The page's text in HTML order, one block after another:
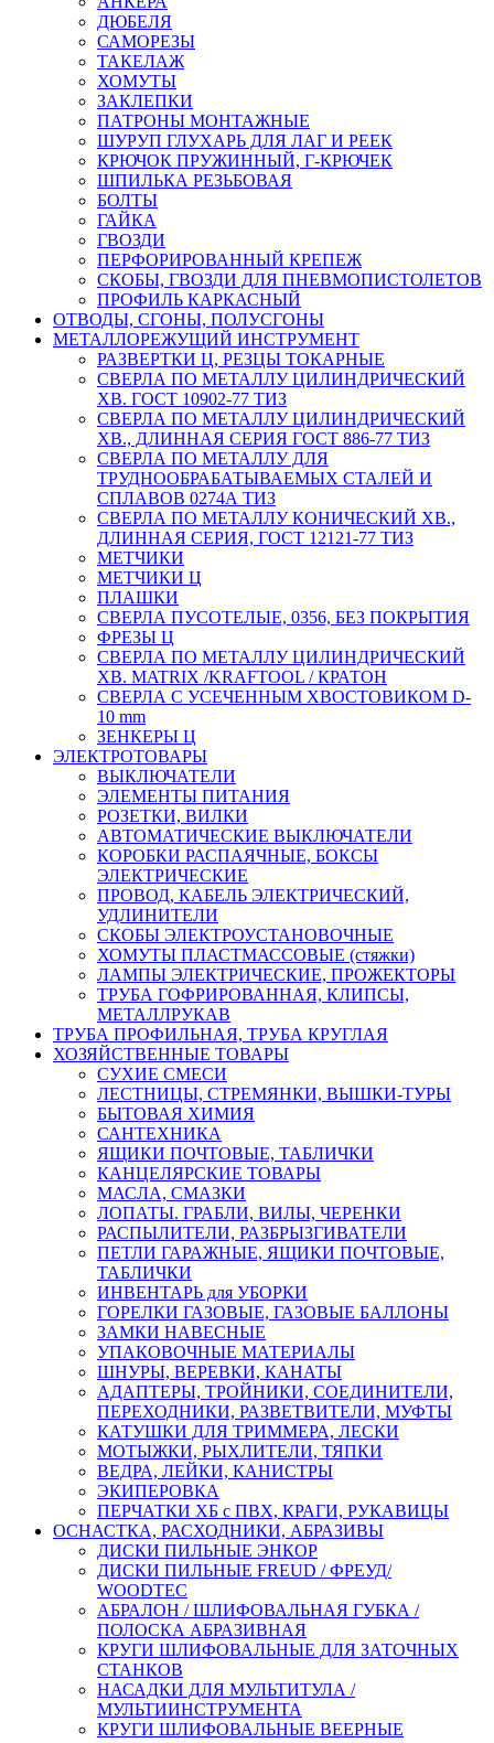
ДЮБЕЛЯ
САМОРЕЗЫ
ТАКЕЛАЖ
ХОМУТЫ
ЗАКЛЕПКИ
ПАТРОНЫ МОНТАЖНЫЕ
ШУРУП ГЛУХАРЬ ДЛЯ ЛАГ И РЕЕК
КРЮЧОК ПРУЖИННЫЙ, Г-КРЮЧЕК
ШПИЛЬКА РЕЗЬБОВАЯ
БОЛТЫ
ГАЙКА
ГВОЗДИ
ПЕРФОРИРОВАННЫЙ КРЕПЕЖ
СКОБЫ, ГВОЗДИ ДЛЯ ПНЕВМОПИСТОЛЕТОВ
ПРОФИЛЬ КАРКАСНЫЙ
ОТВОДЫ, СГОНЫ, ПОЛУСГОНЫ
МЕТАЛЛОРЕЖУЩИЙ ИНСТРУМЕНТ
РАЗВЕРТКИ Ц, РЕЗЦЫ ТОКАРНЫЕ
СВЕРЛА ПО МЕТАЛЛУ ЦИЛИНДРИЧЕСКИЙ
ХВ. ГОСТ 10902-77 ТИЗ
СВЕРЛА ПО МЕТАЛЛУ ЦИЛИНДРИЧЕСКИЙ
ХВ., ДЛИННАЯ СЕРИЯ ГОСТ 886-77 ТИЗ
СВЕРЛА ПО МЕТАЛЛУ ДЛЯ
ТРУДНООБРАБАТЫВАЕМЫХ СТАЛЕЙ И
СПЛАВОВ 0274А ТИЗ
СВЕРЛА ПО МЕТАЛЛУ КОНИЧЕСКИЙ ХВ.,
ДЛИННАЯ СЕРИЯ, ГОСТ 12121-77 ТИЗ
МЕТЧИКИ
МЕТЧИКИ Ц
ПЛАШКИ
СВЕРЛА ПУСОТЕЛЫЕ, 0356, БЕЗ ПОКРЫТИЯ
ФРЕЗЫ Ц
СВЕРЛА ПО МЕТАЛЛУ ЦИЛИНДРИЧЕСКИЙ
ХВ. MATRIX /KRAFTOOL / КРАТОН
СВЕРЛА С УСЕЧЕННЫМ ХВОСТОВИКОМ D-
10 mm
ЗЕНКЕРЫ Ц
ЭЛЕКТРОТОВАРЫ
ВЫКЛЮЧАТЕЛИ
ЭЛЕМЕНТЫ ПИТАНИЯ
РОЗЕТКИ, ВИЛКИ
АВТОМАТИЧЕСКИЕ ВЫКЛЮЧАТЕЛИ
КОРОБКИ РАСПАЯЧНЫЕ, БОКСЫ
ЭЛЕКТРИЧЕСКИЕ
ПРОВОД, КАБЕЛЬ ЭЛЕКТРИЧЕСКИЙ,
УДЛИНИТЕЛИ
СКОБЫ ЭЛЕКТРОУСТАНОВОЧНЫЕ
ХОМУТЫ ПЛАСТМАССОВЫЕ (стяжки)
ЛАМПЫ ЭЛЕКТРИЧЕСКИЕ, ПРОЖЕКТОРЫ
ТРУБА ГОФРИРОВАННАЯ, КЛИПСЫ,
МЕТАЛЛРУКАВ
ТРУБА ПРОФИЛЬНАЯ, ТРУБА КРУГЛАЯ
ХОЗЯЙСТВЕННЫЕ ТОВАРЫ
СУХИЕ СМЕСИ
ЛЕСТНИЦЫ, СТРЕМЯНКИ, ВЫШКИ-ТУРЫ
БЫТОВАЯ ХИМИЯ
САНТЕХНИКА
ЯЩИКИ ПОЧТОВЫЕ, ТАБЛИЧКИ
КАНЦЕЛЯРСКИЕ ТОВАРЫ
МАСЛА, СМАЗКИ
ЛОПАТЫ. ГРАБЛИ, ВИЛЫ, ЧЕРЕНКИ
РАСПЫЛИТЕЛИ, РАЗБРЫЗГИВАТЕЛИ
ПЕТЛИ ГАРАЖНЫЕ, ЯЩИКИ ПОЧТОВЫЕ,
ТАБЛИЧКИ
ИНВЕНТАРЬ для УБОРКИ
ГОРЕЛКИ ГАЗОВЫЕ, ГАЗОВЫЕ БАЛЛОНЫ
ЗАМКИ НАВЕСНЫЕ
УПАКОВОЧНЫЕ МАТЕРИАЛЫ
ШНУРЫ, ВЕРЕВКИ, КАНАТЫ
АДАПТЕРЫ, ТРОЙНИКИ, СОЕДИНИТЕЛИ,
ПЕРЕХОДНИКИ, РАЗВЕТВИТЕЛИ, МУФТЫ
КАТУШКИ ДЛЯ ТРИММЕРА, ЛЕСКИ
МОТЫЖКИ, РЫХЛИТЕЛИ, ТЯПКИ
ВЕДРА, ЛЕЙКИ, КАНИСТРЫ
ЭКИПЕРОВКА
ПЕРЧАТКИ ХБ с ПВХ, КРАГИ, РУКАВИЦЫ
ОСНАСТКА, РАСХОДНИКИ, АБРАЗИВЫ
ДИСКИ ПИЛЬНЫЕ ЭНКОР
ДИСКИ ПИЛЬНЫЕ FREUD / ФРЕУД/
WOODTEC
АБРАЛОН / ШЛИФОВАЛЬНАЯ ГУБКА /
ПОЛОСКА АБРАЗИВНАЯ
КРУГИ ШЛИФОВАЛЬНЫЕ ДЛЯ ЗАТОЧНЫХ
СТАНКОВ
НАСАДКИ ДЛЯ МУЛЬТИТУЛА /
МУЛЬТИИНСТРУМЕНТА
КРУГИ ШЛИФОВАЛЬНЫЕ ВЕЕРНЫЕ